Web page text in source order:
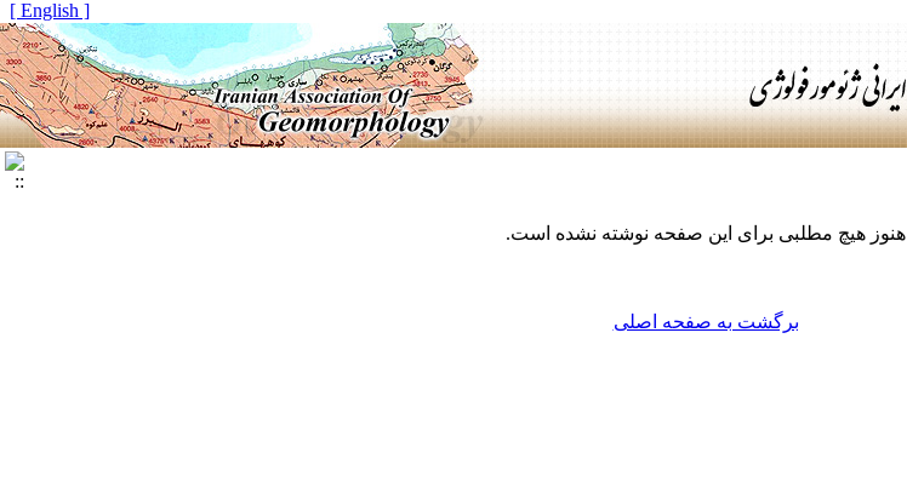
[ English ]
هنوز هیچ مطلبی برای این صفحه نوشته نشده است.
برگشت به صفحه اصلی